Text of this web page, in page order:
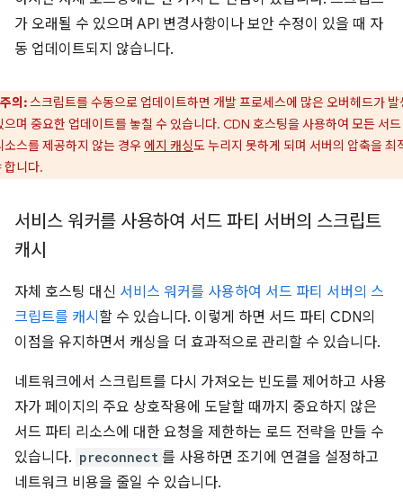
가 오래될 수 있으며 API 변경사항이나 보안 수정이 있을 때 자
동 업데이트되지 않습니다.
주의:스크립트를 수동으로 업데이트하면 개발 프로세스에 많은 오버헤드가 발
으며 중요한 업데이트를 놓칠 수 있습니다. CDN 호스팅을 사용하여 모든 서
소스를 제공하지 않는 경우 에지 캐싱도 누리지 못하게 되며 서버의 압축을 최
합니다.
서비스 워커를 사용하여 서드 파티 서버의 스크립트
캐시
자체 호스팅 대신 서비스 워커를 사용하여 서드 파티 서버의 스
크립트를 캐시 할 수 있습니다. 이렇게 하면 서드 파티 CDN의
이점을 유지하면서 캐싱을 더 효과적으로 관리할 수 있습니다.
네트워크에서 스크립트를 다시 가져오는 빈도를 제어하고 사용
자가 페이지의 주요 상호작용에 도달할 때까지 중요하지 않은
서드 파티 리소스에 대한 요청을 제한하는 로드 전략을 만들 수
있습니다. preconnect 를 사용하면 조기에 연결을 설정하고
네트워크 비용을 줄일 수 있습니다.